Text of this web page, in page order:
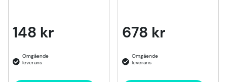
148 kr 678 kr